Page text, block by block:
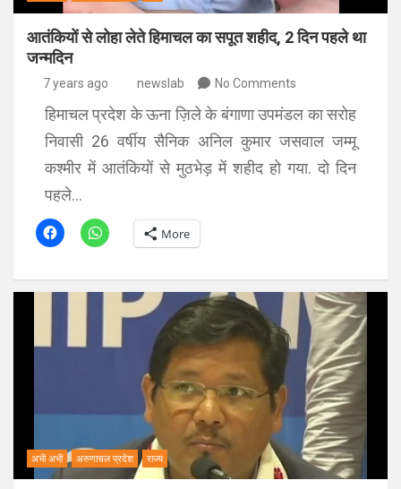
आतंकियों से लोहा लेते हिमाचल का सपूत शहीद, 2 दिन पहले था
जन्‍मदिन
7 years ago newslab No Comments
हिमाचल प्रदेश के ऊना ज़िले के बंगाणा उपमंडल का सरोह
निवासी 26 वर्षीय सैनिक अनिल कुमार जसवाल जम्मू
कश्मीर में आतंकियों से मुठभेड़ में शहीद हो गया. दो दिन
पहले…
More
अभी अभी अरुणाचल प्रदेश राज्य